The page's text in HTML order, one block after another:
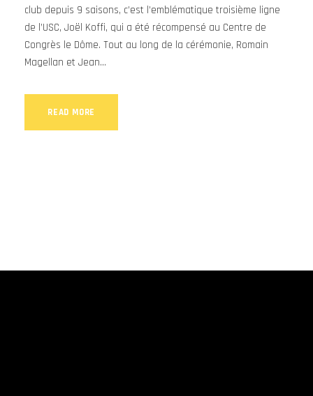
club depuis 9 saisons, c’est l’emblématique troisième ligne
de l’USC, Joël Koffi, qui a été récompensé au Centre de
Congrès le Dôme. Tout au long de la cérémonie, Romain
Magellan et Jean...
READ MORE